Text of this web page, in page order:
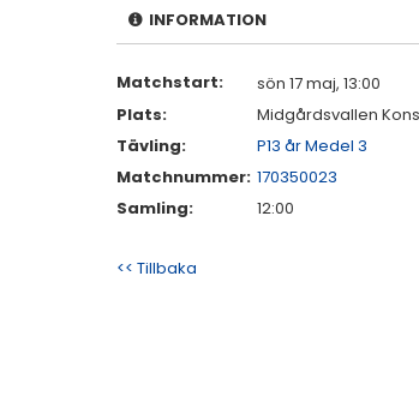
INFORMATION
Matchstart:
sön 17 maj, 13:00
Plats:
Midgårdsvallen
Tävling:
P13 år Medel 3
Matchnummer: 170350023
Samling:
12:00
<< Tillbaka